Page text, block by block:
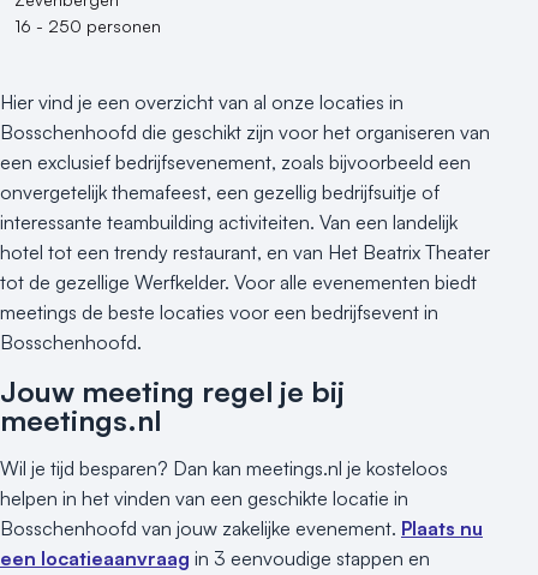
16 - 250 personen
Hier vind je een overzicht van al onze locaties in
Bosschenhoofd die geschikt zijn voor het organiseren van
een exclusief bedrijfsevenement, zoals bijvoorbeeld een
onvergetelijk themafeest, een gezellig bedrijfsuitje of
interessante teambuilding activiteiten. Van een landelijk
hotel tot een trendy restaurant, en van Het Beatrix Theater
tot de gezellige Werfkelder. Voor alle evenementen biedt
meetings de beste locaties voor een bedrijfsevent in
Bosschenhoofd.
Jouw meeting regel je bij
meetings.nl
Wil je tijd besparen? Dan kan meetings.nl je kosteloos
helpen in het vinden van een geschikte locatie in
Bosschenhoofd van jouw zakelijke evenement. Plaats nu
een locatieaanvraag in 3 eenvoudige stappen en